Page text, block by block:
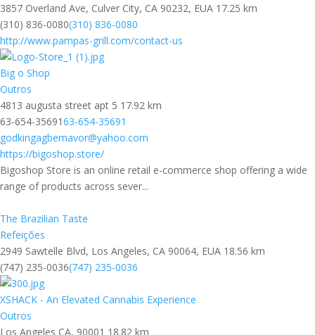
3857 Overland Ave, Culver City, CA 90232, EUA 17.25 km
(310) 836-0080(310) 836-0080
http://www.pampas-grill.com/contact-us
Big o Shop
Outros
4813 augusta street apt 5 17.92 km
63-654-3569163-654-35691
godkingagbemavor@yahoo.com
https://bigoshop.store/
Bigoshop Store is an online retail e-commerce shop offering a wide
range of products across sever...
The Brazilian Taste
Refeições
2949 Sawtelle Blvd, Los Angeles, CA 90064, EUA 18.56 km
(747) 235-0036(747) 235-0036
XSHACK - An Elevated Cannabis Experience
Outros
Los Angeles CA, 90001 18.82 km